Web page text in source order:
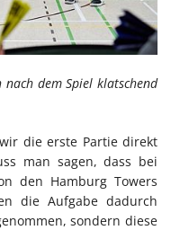
nach dem Spiel klatschend
die erste Partie direkt
man sagen, dass bei
den Hamburg Towers
die Aufgabe dadurch
sondern diese